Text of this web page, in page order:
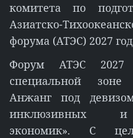
комитета по
Азиатско-
форума (АТЭС) 2027
Форум АТЭС 2027
специальной
Анжанг под
инклюзивных и
экономик». С